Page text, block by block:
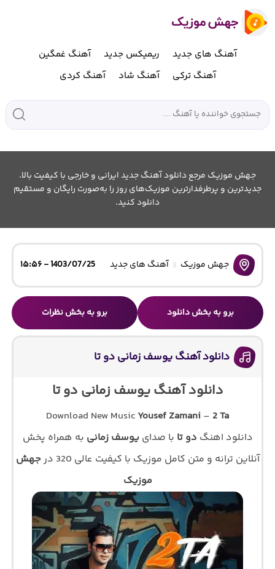
آهنگ های جدید ریمیکس جدید
آهنگ غمگین
آهنگ ترکی
آهنگ شاد آهنگ کردی
جهش موزیک مرجع دانلود آهنگ جدید ایرانی و خارجی با کیفیت بالا.
جدیدترین و پرطرفدارترین موزیک‌های روز را به‌صورت رایگان و مستقیم
دانلود کنید.
جهش موزیک آهنگ های جدید 1403/07/25 - ۱۵:۵۶
برو به بخش دانلود برو به بخش نظرات
دانلود آهنگ یوسف زمانی دو تا
دانلود آهنگ یوسف زمانی دو تا
Download New Music Yousef Zamani – 2 Ta
دانلود اهنگ دو تا با صداییوسف زمانی به همراه پخش
آنلاین ترانه و متن کامل موزیک با کیفیت عالی 320 در
جهش
موزیک